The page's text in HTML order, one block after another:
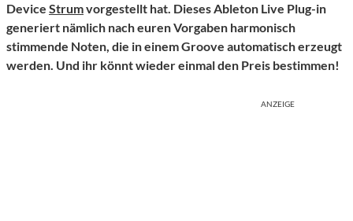
Device Strumvorgestellt hat. Dieses Ableton Live Plug-in
generiert nämlich nach euren Vorgaben harmonisch
stimmende Noten, die in einem Groove automatisch erzeugt
werden. Und ihr könnt wieder einmal den Preis bestimmen!
ANZEIGE